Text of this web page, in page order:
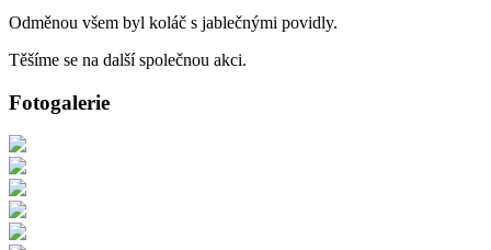
Odměnou všem byl koláč s jablečnými povidly.
Těšíme se na další společnou akci.
Fotogalerie